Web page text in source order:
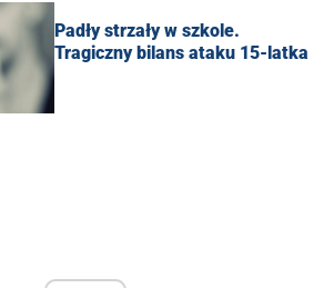
Padły strzały w szkole.
Tragiczny bilans ataku 15-latka